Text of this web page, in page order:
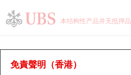
本结构性产品并无抵押品
免責聲明（香港）
牛熊证分析仪
瑞银认股证一览
街货统计
牛熊全景快搜
街货统计
十大升幅/跌幅
正股分析仪
持股比重
每月轮证大市专题